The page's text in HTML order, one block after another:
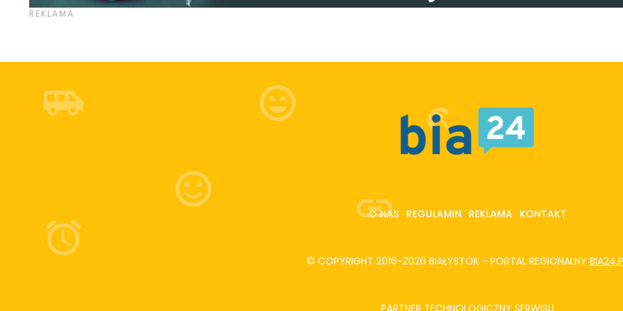
O NAS REGULAMIN REKLAMA KONTAKT
© COPYRIGHT 2016-2026 BIAŁYSTOK - PORTAL REGIONALNY